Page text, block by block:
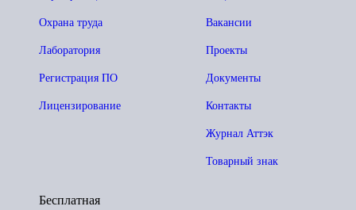
Вакансии
Проекты
Документы
Контакты
Журнал Аттэк
Товарный знак
Охрана труда
Лаборатория
Регистрация ПО
Лицензирование
Бесплатная